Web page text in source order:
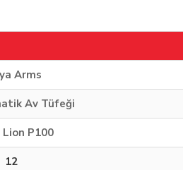
Arms
Av Tüfeği
Lion P100
12